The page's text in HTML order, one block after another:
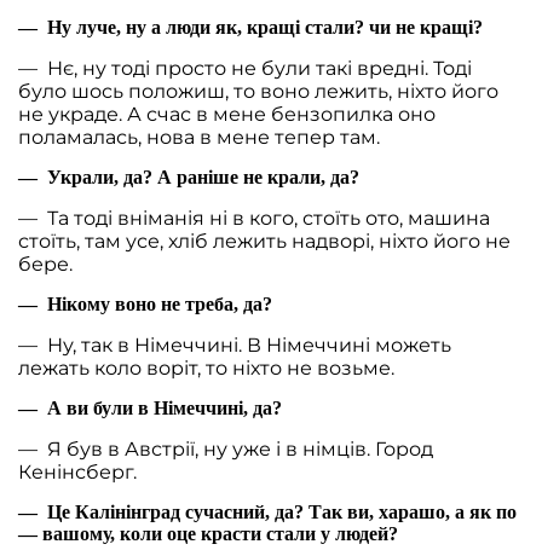
— Ну луче, ну а люди як, кращі стали? чи не кращі?
— Нє, ну тоді просто не були такі вредні. Тоді
було шось положиш, то воно лежить, ніхто його
не украде. А счас в мене бензопилка оно
поламалась, нова в мене тепер там.
— Украли, да? А раніше не крали, да?
— Та тоді вніманія ні в кого, стоїть ото, машина
стоїть, там усе, хліб лежить надворі, ніхто його не
бере.
— Нікому воно не треба, да?
— Ну, так в Німеччині. В Німеччині можеть
лежать коло воріт, то ніхто не возьме.
— А ви були в Німеччині, да?
— Я був в Австрії, ну уже і в німців. Город
Кенінсберг.
— Це Калінінград сучасний, да? Так ви, харашо, а як по
— вашому, коли оце красти стали у людей?